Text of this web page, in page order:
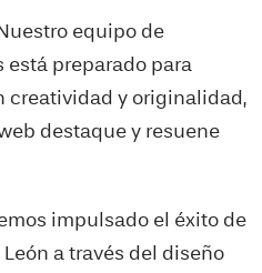
equipo de
está preparado para
creatividad y originalidad,
destaque y resuene
impulsado el éxito de
León a través del diseño